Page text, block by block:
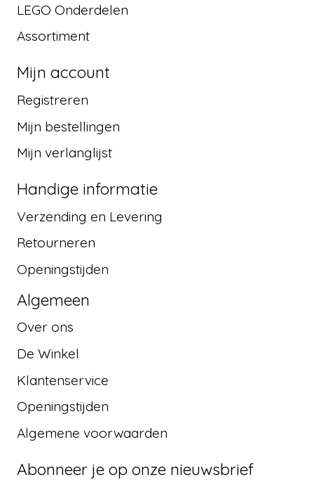
LEGO Onderdelen
Assortiment
Mijn account
Registreren
Mijn bestellingen
Mijn verlanglijst
Handige informatie
Verzending en Levering
Retourneren
Openingstijden
Algemeen
Over ons
De Winkel
Klantenservice
Openingstijden
Algemene voorwaarden
Abonneer je op onze nieuwsbrief